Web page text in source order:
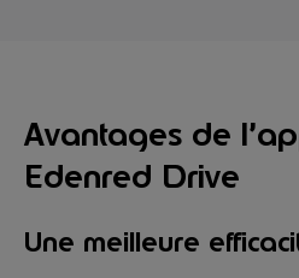
Avantages de
Edenred Drive
Une meilleure